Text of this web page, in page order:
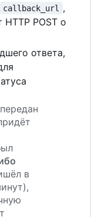
callback_url
,
POST о
ответа,
в